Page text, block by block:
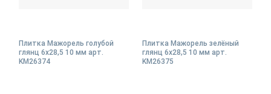
Плитка Мажорель голубой
глянц 6x28,5 10 мм арт.
KM26374
Плитка Мажорель зелёный
глянц 6x28,5 10 мм арт.
KM26375